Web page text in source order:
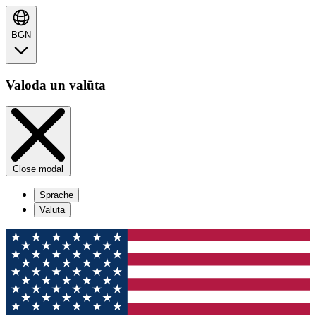
BGN
Valoda un valūta
Close modal
Sprache
Valūta